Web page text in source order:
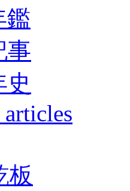
鑑
事
史
板